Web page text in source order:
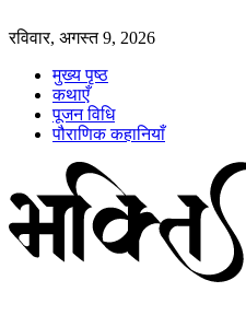
रविवार, अगस्त 9, 2026
मुख्य पृष्ठ
कथाएँ
पूजन विधि
पौराणिक कहानियाँ